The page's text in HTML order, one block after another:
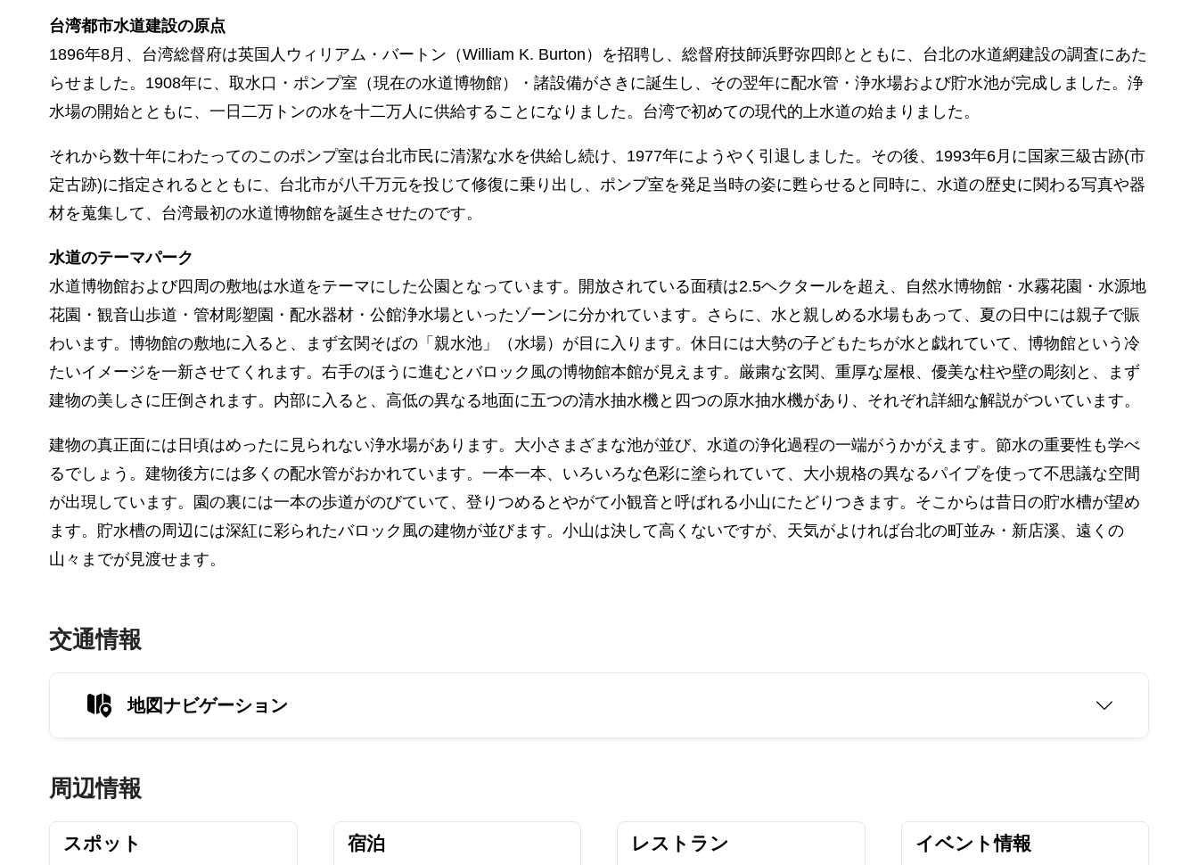
台湾都市水道建設の原点
1896年8月、台湾総督府は英国人ウィリアム・バートン（William K. Burton）を招聘し、総督府技師浜野弥四郎とともに、台北の水道網建設の調査にあた
らせました。1908年に、取水口・ポンプ室（現在の水道博物館）・諸設備がさきに誕生し、その翌年に配水管・浄水場および貯水池が完成しました。浄
水場の開始とともに、一日二万トンの水を十二万人に供給することになりました。台湾で初めての現代的上水道の始まりました。
それから数十年にわたってのこのポンプ室は台北市民に清潔な水を供給し続け、1977年にようやく引退しました。その後、1993年6月に国家三級古跡(市
定古跡)に指定されるとともに、台北市が八千万元を投じて修復に乗り出し、ポンプ室を発足当時の姿に甦らせると同時に、水道の歴史に関わる写真や器
材を蒐集して、台湾最初の水道博物館を誕生させたのです。
水道のテーマパーク
水道博物館および四周の敷地は水道をテーマにした公園となっています。開放されている面積は2.5ヘクタールを超え、自然水博物館・水霧花園・水源地
花園・観音山歩道・管材彫塑園・配水器材・公館浄水場といったゾーンに分かれています。さらに、水と親しめる水場もあって、夏の日中には親子で賑
わいます。博物館の敷地に入ると、まず玄関そばの「親水池」（水場）が目に入ります。休日には大勢の子どもたちが水と戯れていて、博物館という冷
たいイメージを一新させてくれます。右手のほうに進むとバロック風の博物館本館が見えます。厳粛な玄関、重厚な屋根、優美な柱や壁の彫刻と、まず
建物の美しさに圧倒されます。内部に入ると、高低の異なる地面に五つの清水抽水機と四つの原水抽水機があり、それぞれ詳細な解説がついています。
建物の真正面には日頃はめったに見られない浄水場があります。大小さまざまな池が並び、水道の浄化過程の一端がうかがえます。節水の重要性も学べ
るでしょう。建物後方には多くの配水管がおかれています。一本一本、いろいろな色彩に塗られていて、大小規格の異なるパイプを使って不思議な空間
が出現しています。園の裏には一本の歩道がのびていて、登りつめるとやがて小観音と呼ばれる小山にたどりつきます。そこからは昔日の貯水槽が望め
ます。貯水槽の周辺には深紅に彩られたバロック風の建物が並びます。小山は決して高くないですが、天気がよければ台北の町並み・新店溪、遠くの
山々までが見渡せます。
交通情報
地図ナビゲーション
周辺情報
スポット 宿泊 レストラン イベント情報